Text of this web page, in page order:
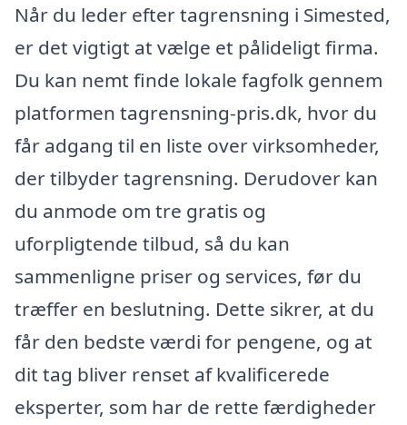
Når du leder efter tagrensning i Simested,
er det vigtigt at vælge et pålideligt firma.
Du kan nemt finde lokale fagfolk gennem
platformen tagrensning-pris.dk, hvor du
får adgang til en liste over virksomheder,
der tilbyder tagrensning. Derudover kan
du anmode om tre gratis og
uforpligtende tilbud, så du kan
sammenligne priser og services, før du
træffer en beslutning. Dette sikrer, at du
får den bedste værdi for pengene, og at
dit tag bliver renset af kvalificerede
eksperter, som har de rette færdigheder